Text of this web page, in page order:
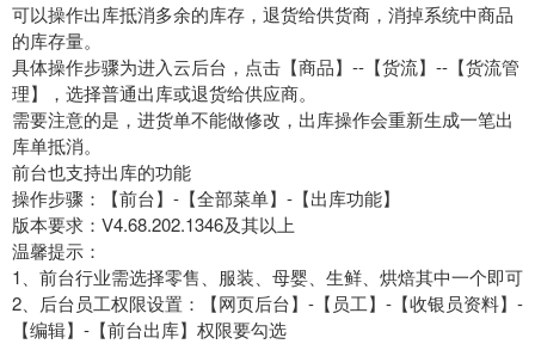
可以操作出库抵消多余的库存，退货给供货商，消掉系统中商品
的库存量。
具体操作步骤为进入云后台，点击【商品】--【货流】--【货流管
理】，选择普通出库或退货给供应商。
需要注意的是，进货单不能做修改，出库操作会重新生成一笔出
库单抵消。
前台也支持出库的功能
操作步骤：【前台】-【全部菜单】-【出库功能】
版本要求：V4.68.202.1346及其以上
温馨提示：
1、前台行业需选择零售、服装、母婴、生鲜、烘焙其中一个即可
2、后台员工权限设置：【网页后台】-【员工】-【收银员资料】-
【编辑】-【前台出库】权限要勾选